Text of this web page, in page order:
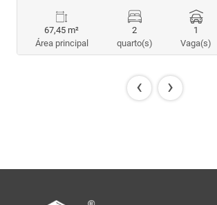
67,45 m²
Área principal
2
quarto(s)
1
Vaga(s)
‹ ›